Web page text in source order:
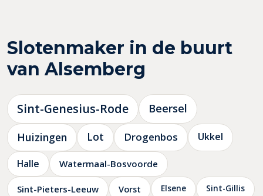
Slotenmaker in de buurt
van Alsemberg
Sint-Genesius-Rode Beersel
Huizingen Lot Drogenbos Ukkel
Halle Watermaal-Bosvoorde
Sint-Pieters-Leeuw Vorst Elsene Sint-Gillis